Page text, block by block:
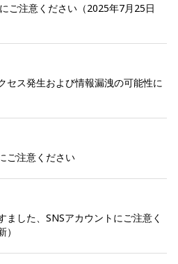
ご注意ください（2025年7月25日
セス発生および情報漏洩の可能性に
ご注意ください
ました、SNSアカウントにご注意く